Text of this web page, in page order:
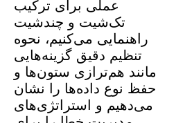
عملی برای ترکیب
تک‌شیت و چندشیت
راهنمایی می‌کنیم، نحوه
تنظیم دقیق گزینه‌هایی
مانند هم‌ترازی ستون‌ها و
حفظ نوع داده‌ها را نشان
می‌دهیم و استراتژی‌های